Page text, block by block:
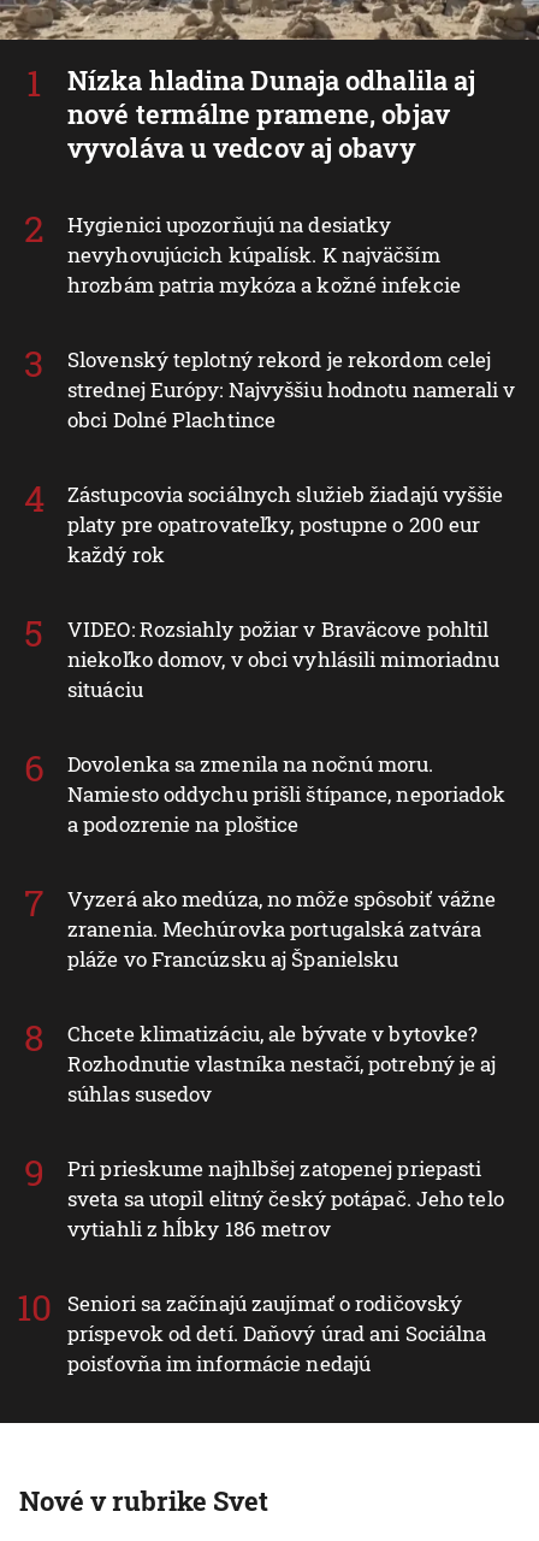
Nízka hladina Dunaja odhalila aj
nové termálne pramene, objav
vyvoláva u vedcov aj obavy
Hygienici upozorňujú na desiatky
nevyhovujúcich kúpalísk. K najväčším
hrozbám patria mykóza a kožné infekcie
Slovenský teplotný rekord je rekordom celej
strednej Európy: Najvyššiu hodnotu namerali v
obci Dolné Plachtince
Zástupcovia sociálnych služieb žiadajú vyššie
platy pre opatrovateľky, postupne o 200 eur
každý rok
VIDEO: Rozsiahly požiar v Braväcove pohltil
niekoľko domov, v obci vyhlásili mimoriadnu
situáciu
Dovolenka sa zmenila na nočnú moru.
Namiesto oddychu prišli štípance, neporiadok
a podozrenie na ploštice
Vyzerá ako medúza, no môže spôsobiť vážne
zranenia. Mechúrovka portugalská zatvára
pláže vo Francúzsku aj Španielsku
Chcete klimatizáciu, ale bývate v bytovke?
Rozhodnutie vlastníka nestačí, potrebný je aj
súhlas susedov
Pri prieskume najhlbšej zatopenej priepasti
sveta sa utopil elitný český potápač. Jeho telo
vytiahli z hĺbky 186 metrov
Seniori sa začínajú zaujímať o rodičovský
príspevok od detí. Daňový úrad ani Sociálna
poisťovňa im informácie nedajú
Nové v rubrike Svet